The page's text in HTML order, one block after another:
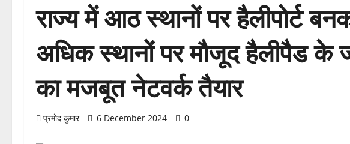
राज्य में आठ स्थानों पर हैलीपोर्ट
अधिक स्थानों पर मौजूद हैलीपैड के
का मजबूत नेटवर्क तैयार
प्रमोद कुमार 6 December 2024 0